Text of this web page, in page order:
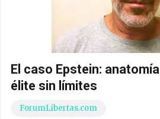
El caso Epstein:
élite sin límites
ForumLibertas.com